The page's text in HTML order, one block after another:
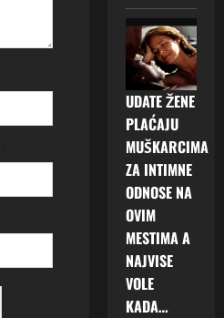
UDATE ŽENE
PLAĆAJU
MUŠKARCIMA
ZA INTIMNE
ODNOSE NA
OVIM
MESTIMA A
NAJVISE
VOLE
KADA…